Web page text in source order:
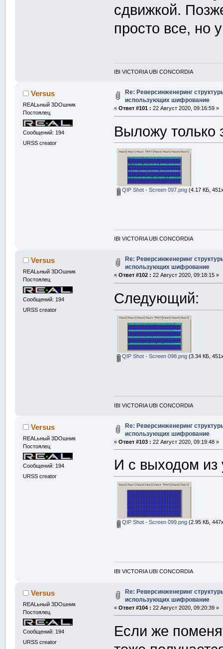
}
}
}
void makemap3
int sk=32
g.resize
for
{
for(
g.color(
}
}
}
void makemap4
{
int sk=32
{
for
{
g.color(
}
}
{
int sk
g.resize(
for(int i
{
for(
сдвижкой.
просто все, но
IBI VICTORIA UBI CONCORDIA
Versus
REALьный 3DOшник
Постоялец
Сообщений: 194
URSS creator
Re: Реверсинженеринг
использующих шифрование
«Ответ #101 : 22 Август 2020, 09:16:59 »
Выложу только
QIP Shot - Screen 097.png(4.17 КБ,
IBI VICTORIA UBI CONCORDIA
Versus
REALьный 3DOшник
Постоялец
Сообщений: 194
URSS creator
Re: Реверсинженеринг
использующих шифрование
«Ответ #102 : 22 Август 2020, 09:18:15 »
Следующий:
QIP Shot - Screen 098.png(3.34 КБ,
IBI VICTORIA UBI CONCORDIA
Versus
REALьный 3DOшник
Постоялец
Сообщений: 194
URSS creator
Re: Реверсинженеринг
использующих шифрование
«Ответ #103 : 22 Август 2020, 09:19:48 »
И с выходом из
QIP Shot - Screen 099.png(2.95 КБ,
IBI VICTORIA UBI CONCORDIA
Versus
REALьный 3DOшник
Постоялец
Сообщений: 194
URSS creator
Re: Реверсинженеринг
использующих шифрование
«Ответ #104 : 22 Август 2020, 09:20:39 »
Если же